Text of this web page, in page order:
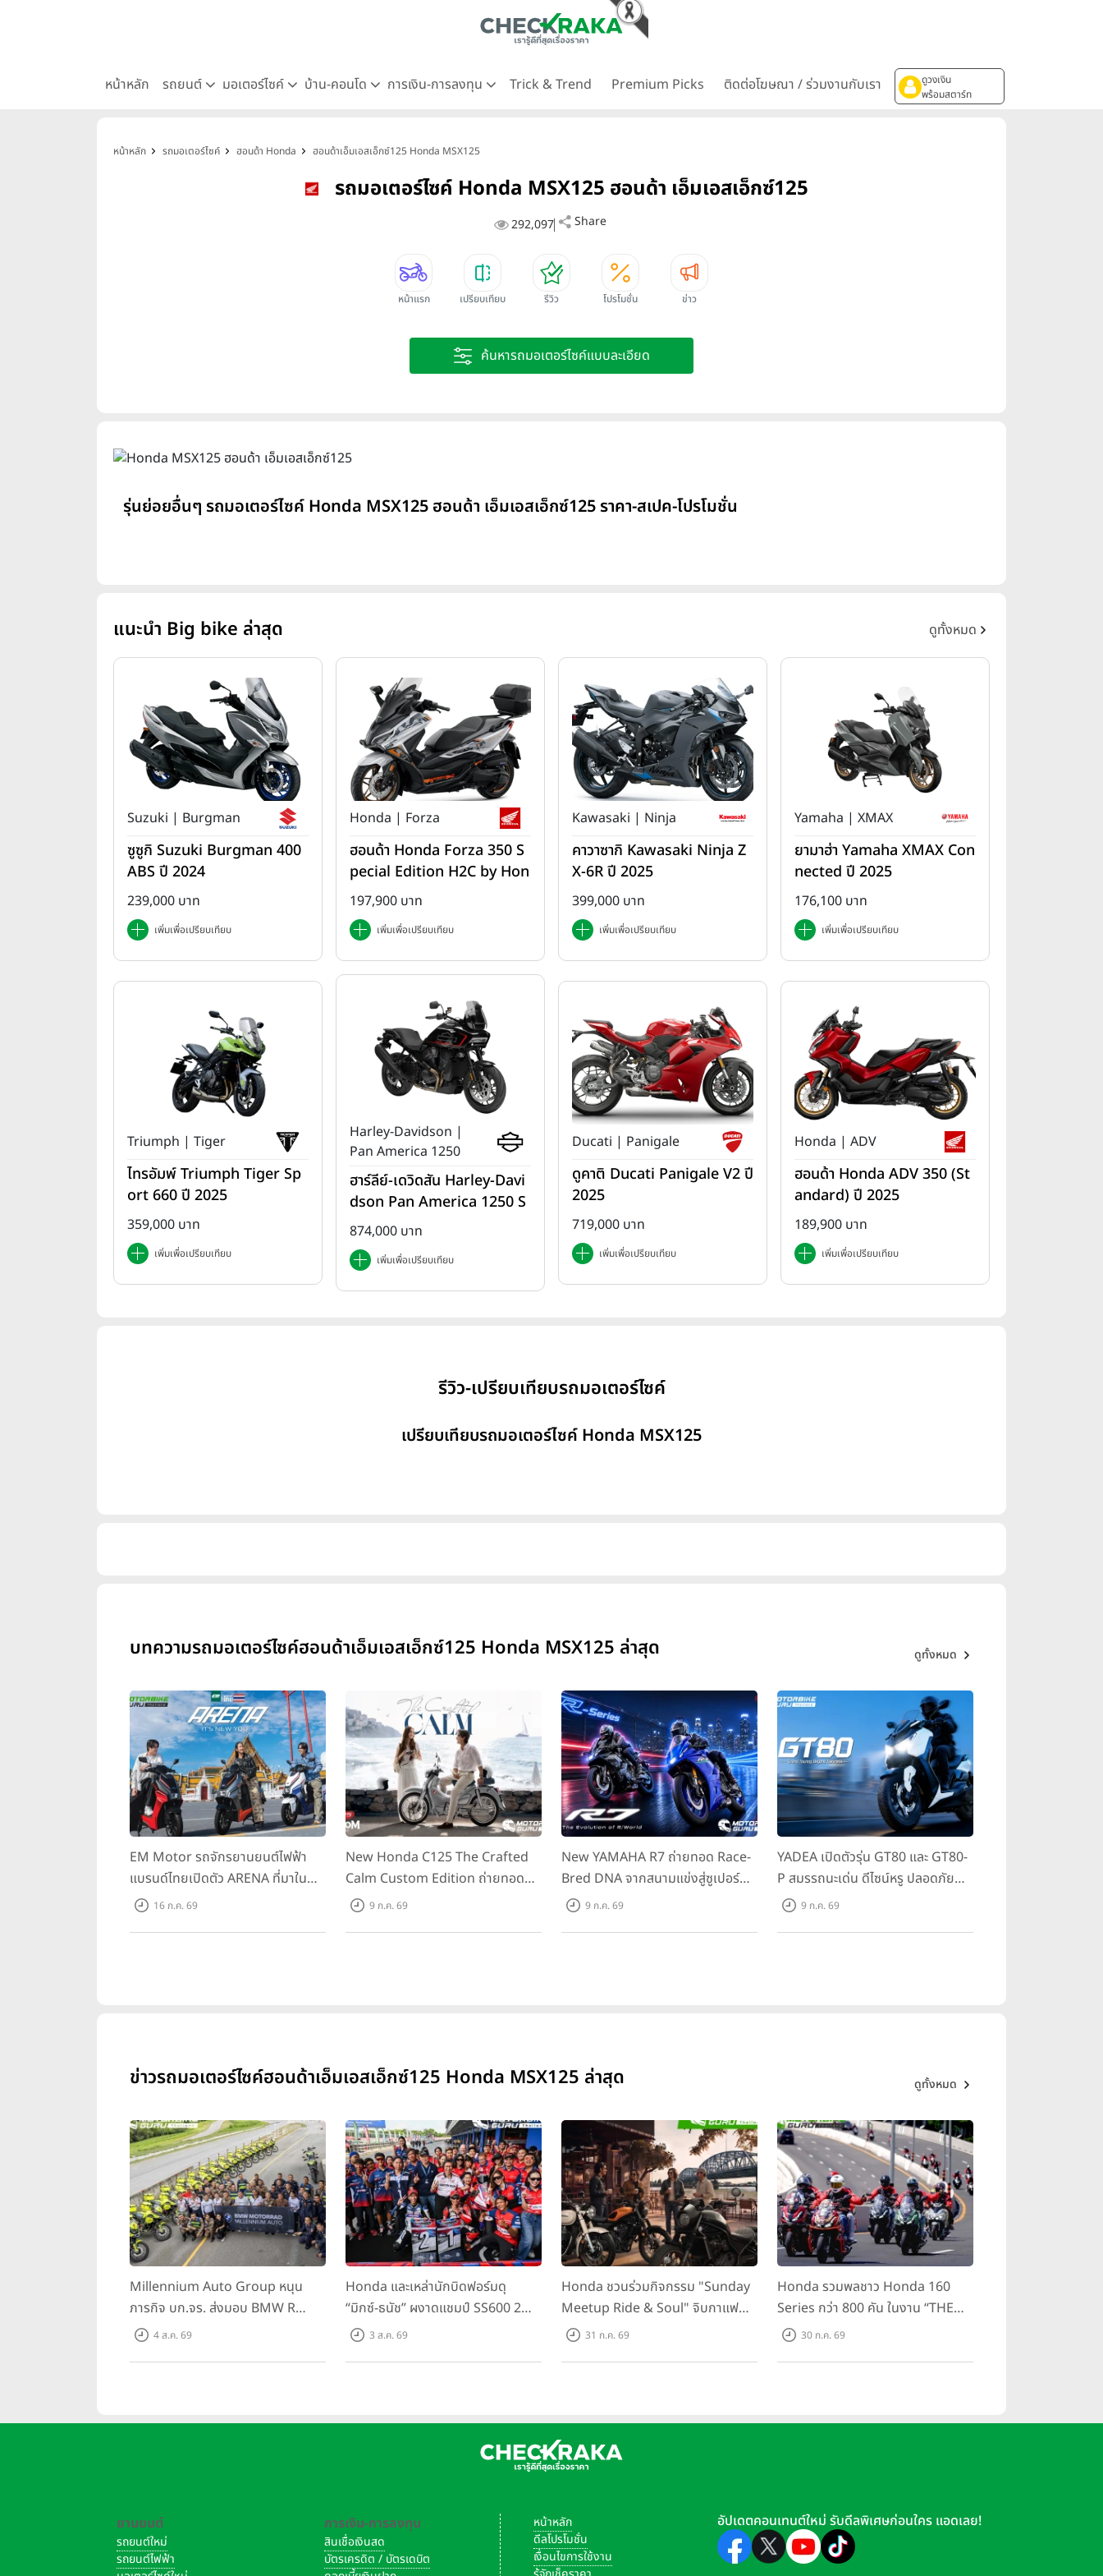
หน้าหลัก รถยนต์ มอเตอร์ไซค์ บ้าน-คอนโด การเงิน-การลงทุน Trick & Trend Premium Picks ติดต่อโฆษณา / ร่วมงานกับเรา
ดูวงเงิน
พร้อมสตาร์ท
หน้าหลัก รถมอเตอร์ไซค์ ฮอนด้า Honda ฮอนด้าเอ็มเอสเอ็กซ์125 Honda MSX125
รถมอเตอร์ไซค์ Honda MSX125 ฮอนด้า เอ็มเอสเอ็กซ์125
292,097 Share
หน้าแรก เปรียบเทียบ รีวิว โปรโมชั่น ข่าว
ค้นหารถมอเตอร์ไซค์แบบละเอียด
รุ่นย่อยอื่นๆ รถมอเตอร์ไซค์ Honda MSX125 ฮอนด้า เอ็มเอสเอ็กซ์125 ราคา-สเปค-โปรโมชั่น
แนะนำ Big bike ล่าสุด ดูทั้งหมด
Suzuki | Burgman
ซูซูกิ Suzuki Burgman 400
ABS ปี 2024
239,000 บาท
เพิ่มเพื่อเปรียบเทียบ
Honda | Forza
ฮอนด้า Honda Forza 350 S
pecial Edition H2C by Hon
da ปี 2025
197,900 บาท
เพิ่มเพื่อเปรียบเทียบ
Kawasaki | Ninja
คาวาซากิ Kawasaki Ninja Z
X-6R ปี 2025
399,000 บาท
เพิ่มเพื่อเปรียบเทียบ
Yamaha | XMAX
ยามาฮ่า Yamaha XMAX Con
nected ปี 2025
176,100 บาท
เพิ่มเพื่อเปรียบเทียบ
Triumph | Tiger
ไทรอัมพ์ Triumph Tiger Sp
ort 660 ปี 2025
359,000 บาท
เพิ่มเพื่อเปรียบเทียบ
Harley-Davidson |
Pan America 1250
ฮาร์ลีย์-เดวิดสัน Harley-Davi
dson Pan America 1250 S
T ปี 2025
874,000 บาท
เพิ่มเพื่อเปรียบเทียบ
Ducati | Panigale
ดูคาติ Ducati Panigale V2 ปี
2025
719,000 บาท
เพิ่มเพื่อเปรียบเทียบ
Honda | ADV
ฮอนด้า Honda ADV 350 (St
andard) ปี 2025
189,900 บาท
เพิ่มเพื่อเปรียบเทียบ
รีวิว-เปรียบเทียบรถมอเตอร์ไซค์
เปรียบเทียบรถมอเตอร์ไซค์ Honda MSX125
บทความรถมอเตอร์ไซค์ฮอนด้าเอ็มเอสเอ็กซ์125 Honda MSX125 ล่าสุด ดูทั้งหมด
EM Motor รถจักรยานยนต์ไฟฟ้า
แบรนด์ไทยเปิดตัว ARENA ที่มาใน
ราคาพิเศษ 55,500 บาท สำหรับลูกค้า
16 ก.ค. 69
New Honda C125 The Crafted
Calm Custom Edition ถ่ายทอด
ความคลาสสิกด้วยคู่สีพิเศษ มากับ
9 ก.ค. 69
New YAMAHA R7 ถ่ายทอด Race-
Bred DNA จากสนามแข่งสู่ซูเปอร์
สปอร์ตคลาสกลางที่เข้าถึงได้จริง ใน
9 ก.ค. 69
YADEA เปิดตัวรุ่น GT80 และ GT80-
P สมรรถนะเด่น ดีไซน์หรู ปลอดภัย
ราคาเข้าถึงง่าย จดทะเบียนได้ มี 3 สี
9 ก.ค. 69
ข่าวรถมอเตอร์ไซค์ฮอนด้าเอ็มเอสเอ็กซ์125 Honda MSX125 ล่าสุด ดูทั้งหมด
Millennium Auto Group หนุน
ภารกิจ บก.จร. ส่งมอบ BMW R
1300 GS และ F 900 GS Adventure
4 ส.ค. 69
Honda และเหล่านักบิดฟอร์มดุ
“มิกซ์-ธนัช” ผงาดแชมป์ SS600 2
สนามติด “ข้าวกล้อง” คว้าที่ 2 ศึก
3 ส.ค. 69
Honda ชวนร่วมกิจกรรม "Sunday
Meetup Ride & Soul" จิบกาแฟ
พูดคุย แลกเปลี่ยนเรื่องราว และขับขี่
31 ก.ค. 69
Honda รวมพลชาว Honda 160
Series กว่า 800 คัน ในงาน “THE
ONE-SIXTI-ER ตัวจริง 160 RIDE
30 ก.ค. 69
ยานยนต์
รถยนต์ใหม่
รถยนต์ไฟฟ้า
การเงิน-การลงทุน
สินเชื่อเงินสด
บัตรเครดิต / บัตรเดบิต
หน้าหลัก
ดีลโปรโมชั่น
เงื่อนไขการใช้งาน
อัปเดตคอนเทนต์ใหม่ รับดีลพิเศษก่อนใคร แอดเลย!